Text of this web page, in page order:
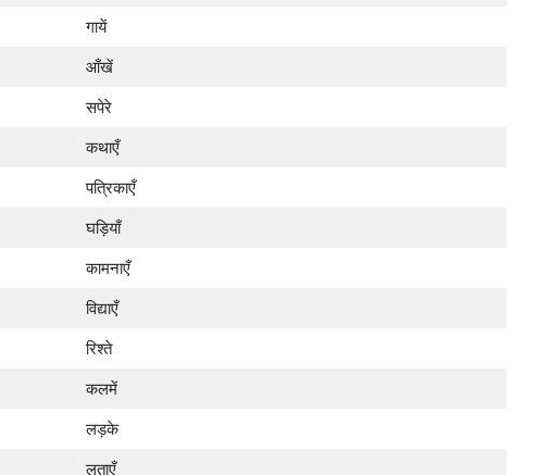
गायें
आँखें
सपेरे
कथाएँ
पत्रिकाएँ
घड़ियाँ
कामनाएँ
विद्याएँ
रिश्ते
कलमें
लड़के
लताएँ